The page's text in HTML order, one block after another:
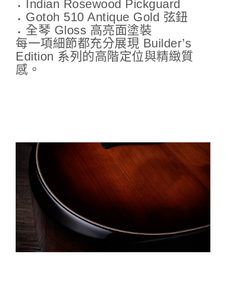
Indian Rosewood Pickguard
Gotoh 510 Antique Gold 弦鈕
全琴 Gloss 高亮面塗裝
每一項細節都充分展現 Builder’s
Edition 系列的高階定位與精緻質
感。